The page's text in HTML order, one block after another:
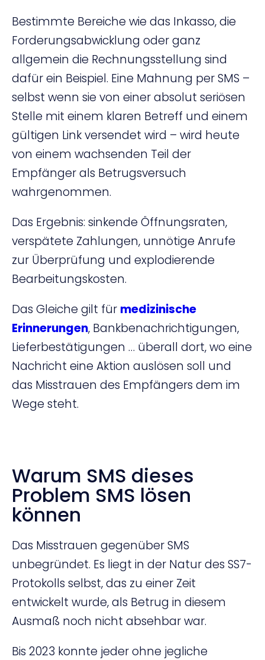
Bestimmte Bereiche wie das Inkasso, die
Forderungsabwicklung oder ganz
allgemein die Rechnungsstellung sind
dafür ein Beispiel. Eine Mahnung per SMS –
selbst wenn sie von einer absolut seriösen
Stelle mit einem klaren Betreff und einem
gültigen Link versendet wird – wird heute
von einem wachsenden Teil der
Empfänger als Betrugsversuch
wahrgenommen.
Das Ergebnis: sinkende Öffnungsraten,
verspätete Zahlungen, unnötige Anrufe
zur Überprüfung und explodierende
Bearbeitungskosten.
Das Gleiche gilt für medizinische
Erinnerungen, Bankbenachrichtigungen,
Lieferbestätigungen … überall dort, wo eine
Nachricht eine Aktion auslösen soll und
das Misstrauen des Empfängers dem im
Wege steht.
Warum SMS dieses
Problem SMS lösen
können
Das Misstrauen gegenüber SMS
unbegründet. Es liegt in der Natur des SS7-
Protokolls selbst, das zu einer Zeit
entwickelt wurde, als Betrug in diesem
Ausmaß noch nicht absehbar war.
Bis 2023 konnte jeder ohne jegliche